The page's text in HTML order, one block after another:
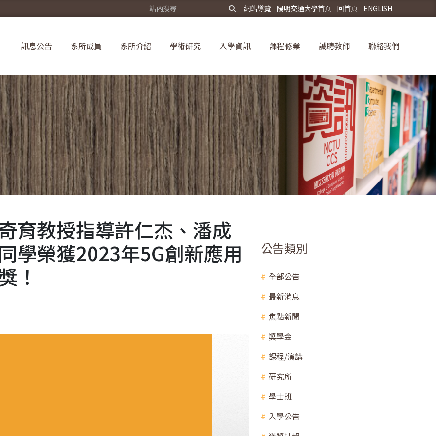
ENGLISH
回首頁
陽明交通大學首頁
網站導覽
訊息公告 系所成員 系所介紹 學術研究 入學資訊 課程修業 誠聘教師 聯絡我們
育教授指導許仁杰、潘成
學榮獲2023年5G創新應用
！
公告類別
全部公告
最新消息
焦點新聞
獎學金
課程/演講
研究所
學士班
入學公告